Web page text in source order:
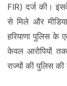
FIR) दर्ज की।
से मिले और
हरियाणा पुलिस के
केवल आरोपियों
राज्यों की पुलिस